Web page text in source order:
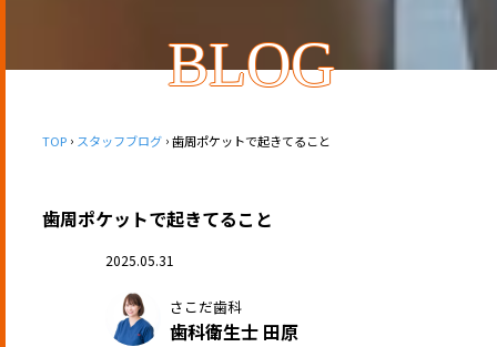
BLOG
TOP スタッフブログ 歯周ポケットで起きてること
歯周ポケットで起きてること
2025.05.31
さこだ歯科
歯科衛生士 田原